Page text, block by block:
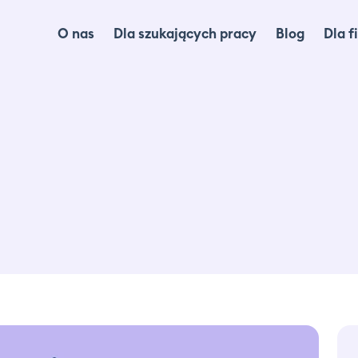
O nas Dla szukających pracy Blog Dla